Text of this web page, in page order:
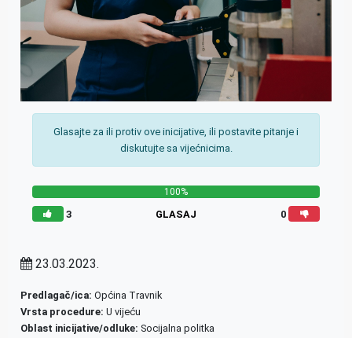
Glasajte za ili protiv ove inicijative, ili postavite pitanje i
diskutujte sa vijećnicima.
100%
3 GLASAJ 0
23.03.2023.
Predlagač/ica: Općina Travnik
Vrsta procedure: U vijeću
Oblast inicijative/odluke: Socijalna politka